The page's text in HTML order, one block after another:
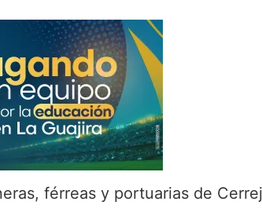
férreas y portuarias de